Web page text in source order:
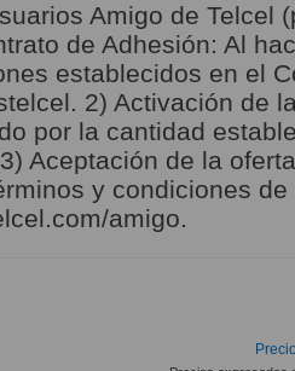
Amigo de Telcel
de Adhesión: Al
establecidos en el
2) Activación de
por la cantidad
Aceptación de la
y condiciones
amigo.